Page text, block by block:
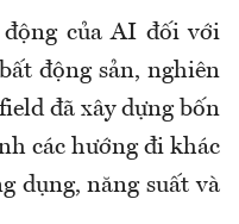
của AI đối với
động sản, nghiên
đã xây dựng bốn
các hướng đi khác
dụng, năng suất và